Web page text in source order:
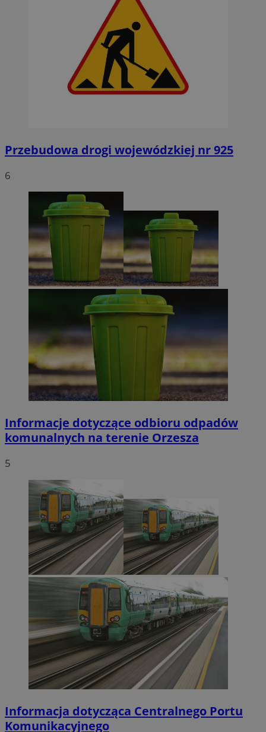
Przebudowa drogi wojewódzkiej nr 925
6
Informacje dotyczące odbioru odpadów
komunalnych na terenie Orzesza
5
Informacja dotycząca Centralnego Portu
Komunikacyjnego